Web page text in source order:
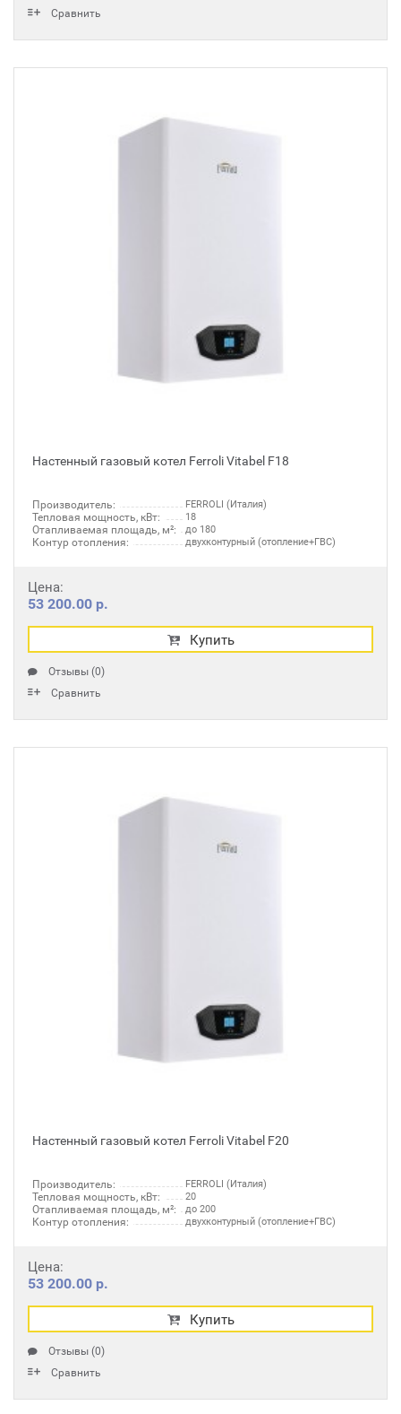
Сравнить
Настенный газовый котел Ferroli Vitabel F18
Производитель: FERROLI (Италия)
Тепловая мощность, кВт: 18
Отапливаемая площадь, м²: до 180
Контур отопления: двухконтурный (отопление+ГВС)
Цена:
53 200.00 р.
Купить
Отзывы (0)
Сравнить
Настенный газовый котел Ferroli Vitabel F20
Производитель: FERROLI (Италия)
Тепловая мощность, кВт: 20
Отапливаемая площадь, м²: до 200
Контур отопления: двухконтурный (отопление+ГВС)
Цена:
53 200.00 р.
Купить
Отзывы (0)
Сравнить